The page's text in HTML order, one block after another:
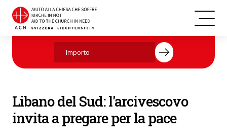
L'arcivescovo di Tiro, Charbel Abdallah, chiede la pace (Foto: ACN)
Aiutate ora con la vostra donazione.
Libano del Sud: l'arcivescovo
invita a pregare per la pace